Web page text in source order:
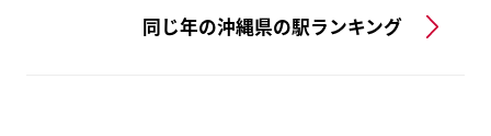
同じ年の沖縄県の駅ランキング